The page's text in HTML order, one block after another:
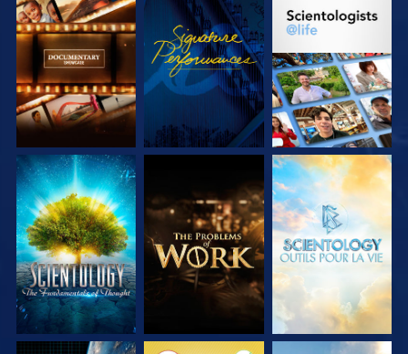
DÉCOUVRIR LES
SÉRIES
REGARDER
DÉCOUVRIR LES
DÉCOUVRIR LES
SÉRIES
DÉCOUVRIR LES
SÉRIES
DÉCOUVRIR LES
SÉRIES